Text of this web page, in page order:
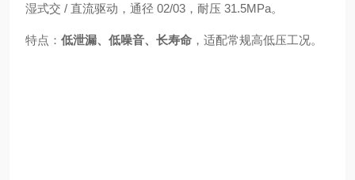
湿式交 / 直流驱动，通径 02/03，耐压 31.5MPa。
特点： 低泄漏、低噪音、长寿命 ，适配常规高低压工况。